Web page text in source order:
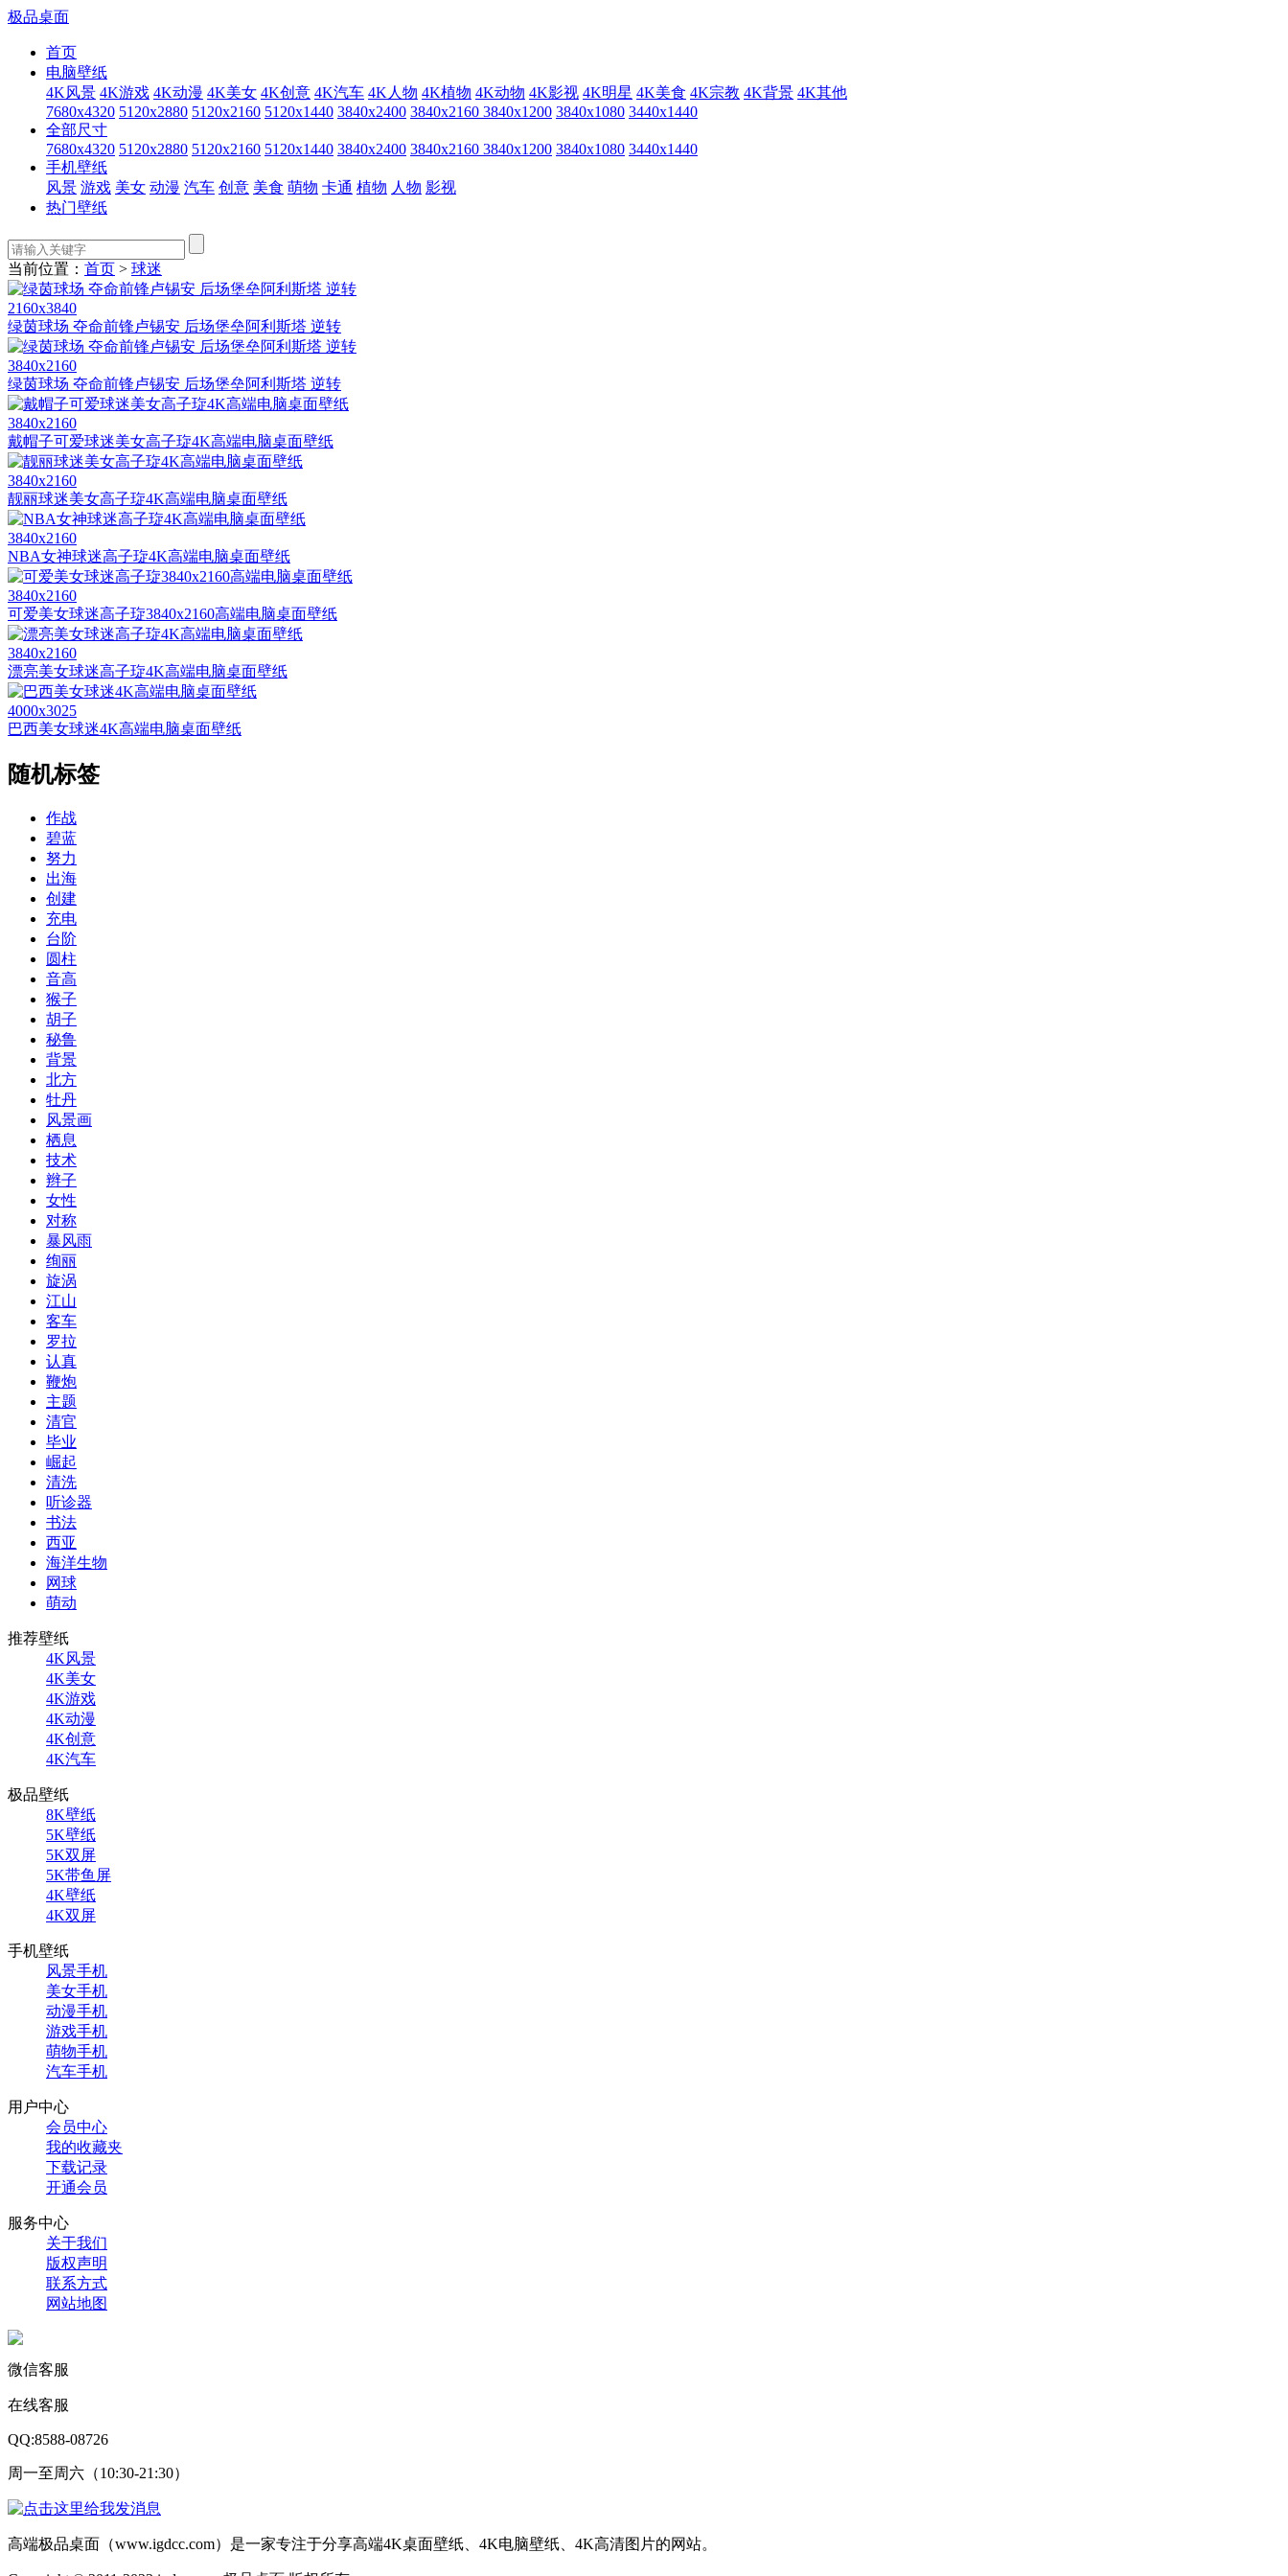
极品桌面
首页
电脑壁纸
4K风景 4K游戏 4K动漫 4K美女 4K创意 4K汽车 4K人物 4K植物 4K动物 4K影视 4K明星 4K美食 4K宗教 4K背景 4K其他
7680x4320 5120x2880 5120x2160 5120x1440 3840x2400 3840x2160 3840x1200 3840x1080 3440x1440
全部尺寸
7680x4320 5120x2880 5120x2160 5120x1440 3840x2400 3840x2160 3840x1200 3840x1080 3440x1440
手机壁纸
风景 游戏 美女 动漫 汽车 创意 美食 萌物 卡通 植物 人物 影视
热门壁纸
当前位置： 首页 > 球迷
2160x3840
绿茵球场 夺命前锋卢锡安 后场堡垒阿利斯塔 逆转
3840x2160
绿茵球场 夺命前锋卢锡安 后场堡垒阿利斯塔 逆转
3840x2160
戴帽子可爱球迷美女高子琁4K高端电脑桌面壁纸
3840x2160
靓丽球迷美女高子琁4K高端电脑桌面壁纸
3840x2160
NBA女神球迷高子琁4K高端电脑桌面壁纸
3840x2160
可爱美女球迷高子琁3840x2160高端电脑桌面壁纸
3840x2160
漂亮美女球迷高子琁4K高端电脑桌面壁纸
4000x3025
巴西美女球迷4K高端电脑桌面壁纸
随机标签
作战
碧蓝
努力
出海
创建
充电
台阶
圆柱
音高
猴子
胡子
秘鲁
背景
北方
牡丹
风景画
栖息
技术
辫子
女性
对称
暴风雨
绚丽
旋涡
江山
客车
罗拉
认真
鞭炮
主题
清官
毕业
崛起
清洗
听诊器
书法
西亚
海洋生物
网球
萌动
推荐壁纸
4K风景
4K美女
4K游戏
4K动漫
4K创意
4K汽车
极品壁纸
8K壁纸
5K壁纸
5K双屏
5K带鱼屏
4K壁纸
4K双屏
手机壁纸
风景手机
美女手机
动漫手机
游戏手机
萌物手机
汽车手机
用户中心
会员中心
我的收藏夹
下载记录
开通会员
服务中心
关于我们
版权声明
联系方式
网站地图
微信客服
在线客服
QQ:8588-08726
周一至周六（10:30-21:30）
高端极品桌面（www.igdcc.com）是一家专注于分享高端4K桌面壁纸、4K电脑壁纸、4K高清图片的网站。